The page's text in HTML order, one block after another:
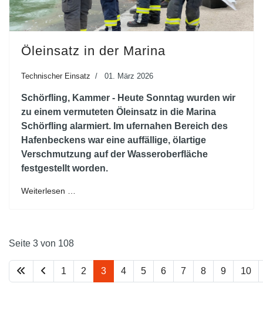
Öleinsatz in der Marina
Technischer Einsatz 01. März 2026
Schörfling, Kammer - Heute Sonntag wurden wir
zu einem vermuteten Öleinsatz in die Marina
Schörfling alarmiert. Im ufernahen Bereich des
Hafenbeckens war eine auffällige, ölartige
Verschmutzung auf der Wasseroberfläche
festgestellt worden.
Weiterlesen …
Seite 3 von 108
1 2 3 4 5 6 7 8 9 10